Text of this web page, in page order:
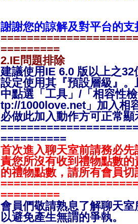
謝謝您的諒解及對平台的支
=========
2.IE問題排除
建議使用IE 6.0 版以上之
設定使用其『預設層級』
中點選「工具」/「相容性
tp://1000love.net」加入相
必做此加入動作方可正常
==========
首次進入聊天室前請務必
責您所沒有收到禮物點數
的禮物點數，請所有會員
=========
會員們敬請熟息了解聊天
以避免產生無謂的爭執。